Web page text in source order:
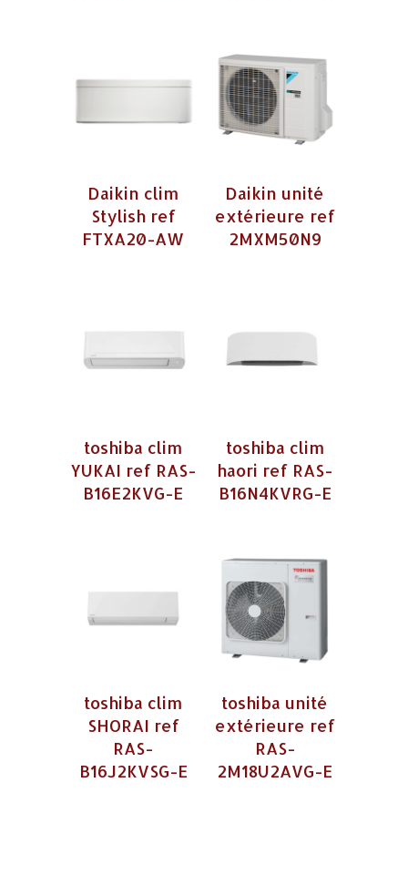
Daikin clim
Stylish ref
FTXA20-AW
Daikin unité
extérieure ref
2MXM50N9
toshiba clim
YUKAI ref RAS-
B16E2KVG-E
toshiba clim
haori ref RAS-
B16N4KVRG-E
toshiba clim
SHORAI ref
RAS-
B16J2KVSG-E
toshiba unité
extérieure ref
RAS-
2M18U2AVG-E